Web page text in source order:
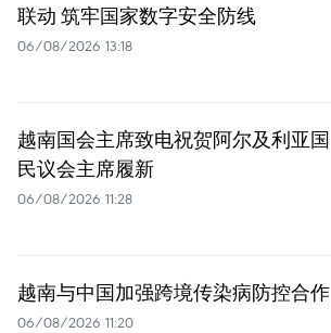
联动 筑牢国家数字安全防线
06/08/2026 13:18
越南国会主席致电祝贺阿尔及利亚国
民议会主席履新
06/08/2026 11:28
越南与中国加强跨境传染病防控合作
06/08/2026 11:20